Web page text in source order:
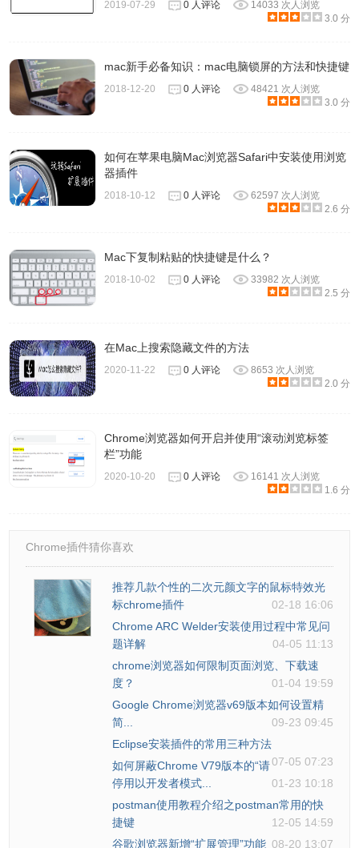
2019-07-29 0 人评论
14033 次人浏览
3.0 分
mac新手必备知识：mac电脑锁屏的方法和快捷键
2018-12-20 0 人评论
48421 次人浏览
3.0 分
如何在苹果电脑Mac浏览器Safari中安装使用浏览
器插件
2018-10-12 0 人评论
62597 次人浏览
2.6 分
Mac下复制粘贴的快捷键是什么？
2018-10-02 0 人评论
33982 次人浏览
2.5 分
在Mac上搜索隐藏文件的方法
2020-11-22 0 人评论
8653 次人浏览
2.0 分
Chrome浏览器如何开启并使用“滚动浏览标签
栏”功能
2020-10-20 0 人评论
16141 次人浏览
1.6 分
Chrome插件猜你喜欢
推荐几款个性的二次元颜文字的鼠标特效光
标chrome插件
02-18 16:06
Chrome ARC Welder安装使用过程中常见问
题详解
04-05 11:13
chrome浏览器如何限制页面浏览、下载速
度？
01-04 19:59
Google Chrome浏览器v69版本如何设置精
简...
09-23 09:45
Eclipse安装插件的常用三种方法
07-05 07:23
如何屏蔽Chrome V79版本的“请
停用以开发者模式...
01-23 10:18
postman使用教程介绍之postman常用的快
捷键
12-05 14:59
谷歌浏览器新增“扩展管理”功能 08-20 13:07